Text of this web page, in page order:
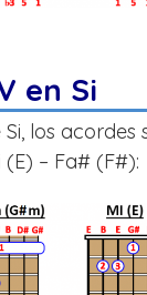
en Si
los acordes
– Fa# (F#):